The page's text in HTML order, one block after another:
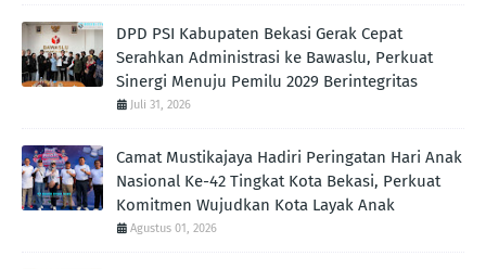
DPD PSI Kabupaten Bekasi Gerak Cepat
Serahkan Administrasi ke Bawaslu, Perkuat
Sinergi Menuju Pemilu 2029 Berintegritas
Juli 31, 2026
Camat Mustikajaya Hadiri Peringatan Hari Anak
Nasional Ke-42 Tingkat Kota Bekasi, Perkuat
Komitmen Wujudkan Kota Layak Anak
Agustus 01, 2026